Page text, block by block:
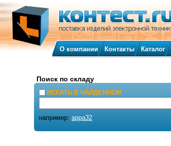
О компании Контакты Каталог
Поиск по складу
ИСКАТЬ В НАЙДЕННОМ
например:appa32